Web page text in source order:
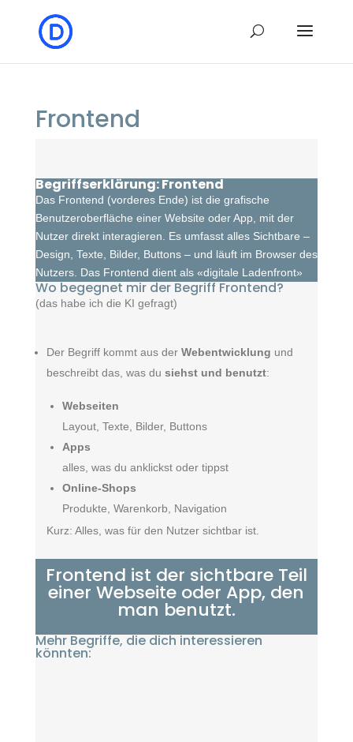
Frontend
Begriffserklärung: Frontend
Das Frontend (vorderes Ende) ist die grafische
Benutzeroberfläche einer Website oder App, mit der
Nutzer direkt interagieren. Es umfasst alles Sichtbare –
Design, Texte, Bilder, Buttons – und läuft im Browser des
Nutzers. Das Frontend dient als «digitale Ladenfront»
Wo begegnet mir der Begriff Frontend?
(das habe ich die KI gefragt)
Der Begriff kommt aus der Webentwicklung und
beschreibt das, was du siehst und benutzt:
Webseiten
Layout, Texte, Bilder, Buttons
Apps
alles, was du anklickst oder tippst
Online-Shops
Produkte, Warenkorb, Navigation
Kurz: Alles, was für den Nutzer sichtbar ist.
Frontend ist der sichtbare Teil
einer Webseite oder App, den
man benutzt.
Mehr Begriffe, die dich interessieren
könnten: